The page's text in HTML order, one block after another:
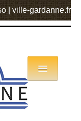
ville-gardanne.fr